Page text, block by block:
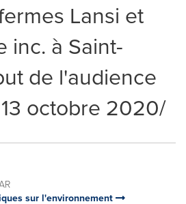
Lansi et
inc. à Saint-
de l'audience
octobre 2020/
sur l'environnement